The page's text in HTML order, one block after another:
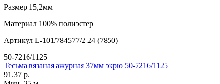
Размер 15,2мм
Материал 100% полиэстер
Артикул L-101/784577/2 24 (7850)
50-7216/1125
Тесьма вязаная ажурная 37мм экрю 50-7216/1125
91.37 р.